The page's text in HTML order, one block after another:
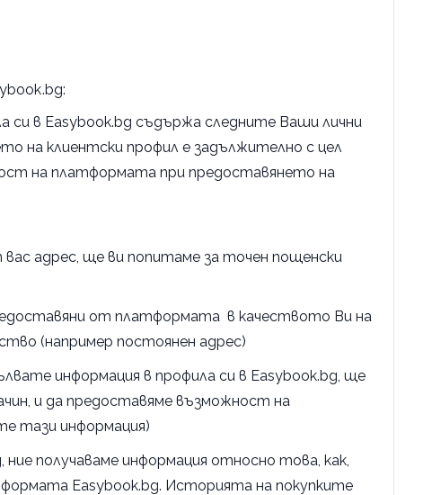
в Easybook.bg съдържа следните Ваши лични
на клиентски профил е задължително с цел
на платформата при предоставянето на
адрес, ще ви попитаме за точен пощенски
от платформата в качеството Ви на
(например постоянен адрес)
информация в профила си в Easybook.bg, ще
и да предоставяме възможност на
тази информация)
получаваме информация относно това, как,
Easybook.bg. Историята на покупките